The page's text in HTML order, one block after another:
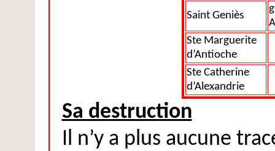
Saint Geniès
Ste Marguerite
d’Antioche
Ste Catherine
d’Alexandrie
Sa destruction
Il n’y a plus aucune